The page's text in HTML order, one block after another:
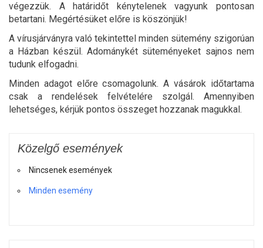
végezzük. A határidőt kénytelenek vagyunk pontosan
betartani. Megértésüket előre is köszönjük!
A vírusjárványra való tekintettel minden sütemény szigorúan
a Házban készül. Adománykét süteményeket sajnos nem
tudunk elfogadni.
Minden adagot előre csomagolunk. A vásárok időtartama
csak a rendelések felvételére szolgál. Amennyiben
lehetséges, kérjük pontos összeget hozzanak magukkal.
Közelgő események
Nincsenek események
Minden esemény